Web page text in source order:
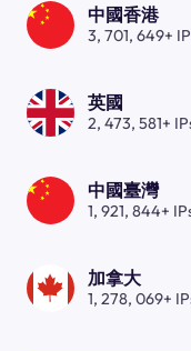
中國香港
3, 701, 649+
英國
2, 473, 581+
中國臺灣
1, 921, 844+
加拿大
1, 278, 069+